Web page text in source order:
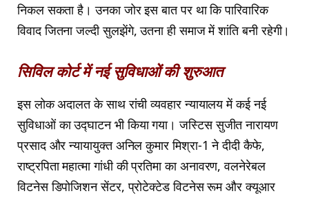
निकल सकता है। उनका जोर इस बात पर था कि पारिवारिक
विवाद जितना जल्दी सुलझेंगे, उतना ही समाज में शांति बनी रहेगी।
सिविल कोर्ट में नई सुविधाओं की शुरुआत
इस लोक अदालत के साथ रांची व्यवहार न्यायालय में कई नई
सुविधाओं का उद्घाटन भी किया गया। जस्टिस सुजीत नारायण
प्रसाद और न्यायायुक्त अनिल कुमार मिश्रा-1 ने दीदी कैफे,
राष्ट्रपिता महात्मा गांधी की प्रतिमा का अनावरण, वलनेरेबल
विटनेस डिपोजिशन सेंटर, प्रोटेक्टेड विटनेस रूम और क्यूआर